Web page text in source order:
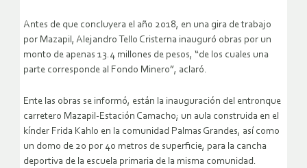
Antes de que concluyera el año 2018, en una gira de trabajo
por Mazapil, Alejandro Tello Cristerna inauguró obras por un
monto de apenas 13.4 millones de pesos, “de los cuales una
parte corresponde al Fondo Minero”, aclaró.
Ente las obras se informó, están la inauguración del entronque
carretero Mazapil-Estación Camacho; un aula construida en el
kínder Frida Kahlo en la comunidad Palmas Grandes, así como
un domo de 20 por 40 metros de superficie, para la cancha
deportiva de la escuela primaria de la misma comunidad.